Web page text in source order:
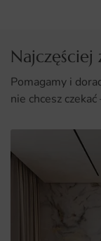
Najczęściej
Pomagamy i
nie chcesz